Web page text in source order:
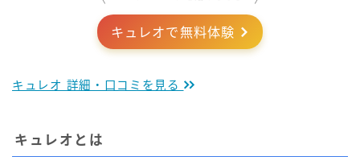
キュレオで無料体験
キュレオ 詳細・口コミを見る
キュレオとは